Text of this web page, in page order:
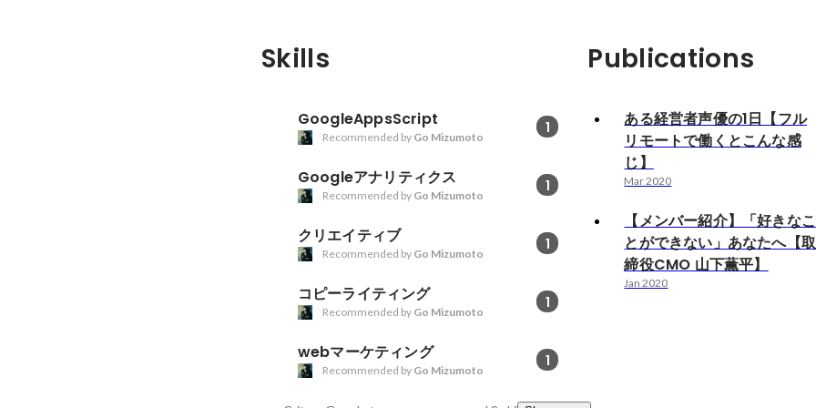
Skills
GoogleAppsScript 1
Recommended by Go Mizumoto
Googleアナリティクス 1
Recommended by Go Mizumoto
クリエイティブ 1
Recommended by Go Mizumoto
コピーライティング 1
Recommended by Go Mizumoto
webマーケティング 1
Recommended by Go Mizumoto
Publications
ある経営者声優の1日【フル
リモートで働くとこんな感
じ】
Mar 2020
【メンバー紹介】「好きなこ
とができない」あなたへ【取
締役CMO 山下薫平】
Jan 2020